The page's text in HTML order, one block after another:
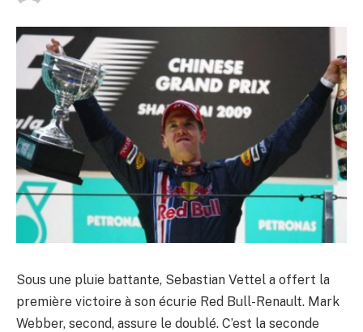
Sous une pluie battante, Sebastian Vettel a offert la
première victoire à son écurie Red Bull-Renault. Mark
Webber, second, assure le doublé. C’est la seconde